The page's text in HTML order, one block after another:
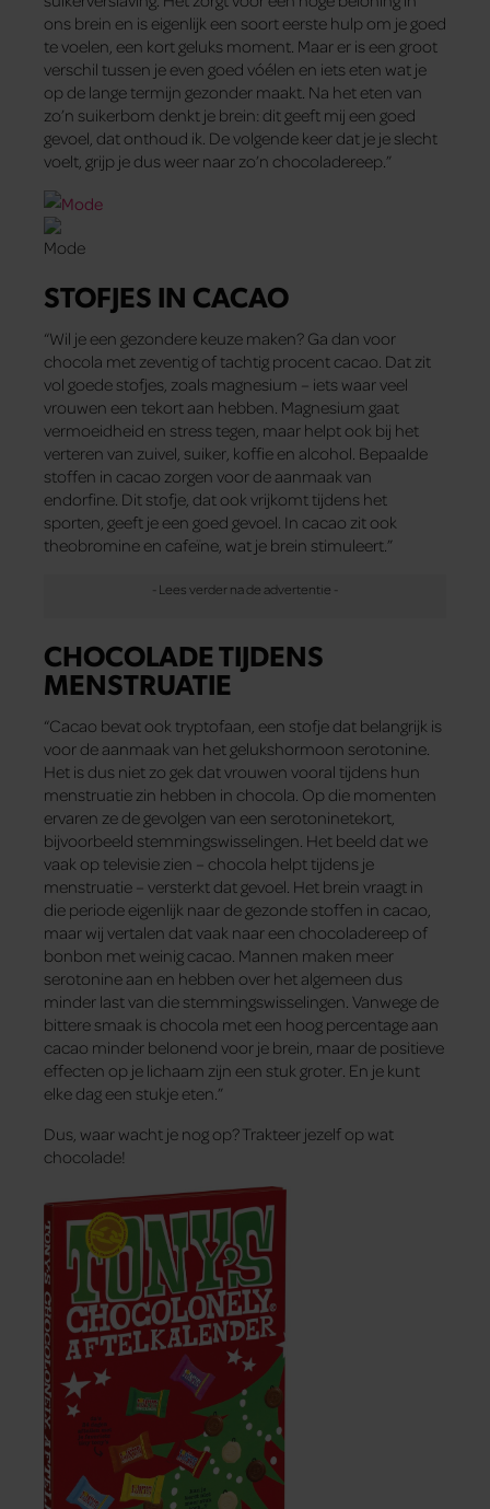
ons brein en is eigenlijk een soort eerste hulp om je goed
te voelen, een kort geluks­ moment. Maar er is een groot
verschil tussen je even goed vóélen en iets eten wat je
op de lange termijn gezonder maakt. Na het eten van
zo’n suikerbom denkt je brein: dit geeft mij een goed
gevoel, dat onthoud ik. De volgende keer dat je je slecht
voelt, grijp je dus weer naar zo’n chocoladereep.”
STOFJES IN CACAO
“Wil je een gezondere keuze maken? Ga dan voor
chocola met zeventig of tachtig procent cacao. Dat zit
vol goede stofjes, zoals magnesium – iets waar veel
vrouwen een tekort aan hebben. Magnesium gaat
vermoeidheid en stress tegen, maar helpt ook bij het
verteren van zuivel, suiker, koffie en alcohol. Bepaalde
stoffen in cacao zorgen voor de aanmaak van
endorfine. Dit stofje, dat ook vrijkomt tijdens het
sporten, geeft je een goed gevoel. In cacao zit ook
theobromine en cafeïne, wat je brein stimuleert.”
CHOCOLADE TIJDENS
MENSTRUATIE
“Cacao bevat ook tryptofaan, een stofje dat belangrijk is
voor de aanmaak van het gelukshormoon serotonine.
Het is dus niet zo gek dat vrouwen vooral tijdens hun
menstruatie zin hebben in chocola. Op die momenten
ervaren ze de gevolgen van een serotoninetekort,
bijvoorbeeld stemmingswisselingen. Het beeld dat we
vaak op televisie zien – chocola helpt tijdens je
menstruatie – versterkt dat gevoel. Het brein vraagt in
die periode eigenlijk naar de gezonde stoffen in cacao,
maar wij vertalen dat vaak naar een chocoladereep of
bonbon met weinig cacao. Mannen maken meer
serotonine aan en hebben over het algemeen dus
minder last van die stemmingswisselingen. Vanwege de
bittere smaak is chocola met een hoog percentage aan
cacao minder belonend voor je brein, maar de positieve
effecten op je lichaam zijn een stuk groter. En je kunt
elke dag een stukje eten.”
Dus, waar wacht je nog op? Trakteer jezelf op wat
chocolade!